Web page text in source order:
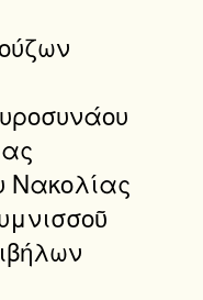
Νακολίας